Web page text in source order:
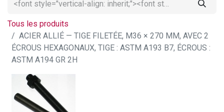
Tous les produits
ACIER ALLIÉ — TIGE FILETÉE, M36 × 270 MM, AVEC 2
ÉCROUS HEXAGONAUX, TIGE : ASTM A193 B7, ÉCROUS :
ASTM A194 GR 2H